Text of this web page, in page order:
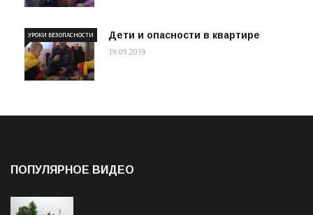
Дети и опасности в квартире
УРОКИ БЕЗОПАСНОСТИ
19.09.2019
ПОПУЛЯРНОЕ ВИДЕО